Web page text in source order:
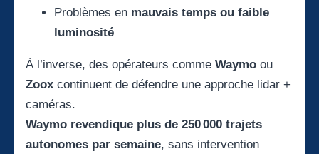
Problèmes en mauvais temps ou faible
luminosité
À l’inverse, des opérateurs comme Waymo ou
Zoox continuent de défendre une approche lidar +
caméras.
Waymo revendique plus de 250 000 trajets
autonomes par semaine, sans intervention